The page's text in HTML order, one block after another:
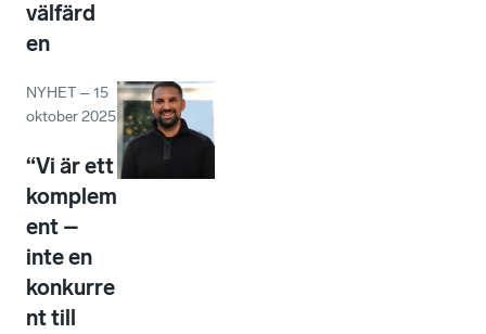
välfärd
en
NYHET –15
oktober 2025
“Vi är ett
komplem
ent –
inte en
konkurre
nt till